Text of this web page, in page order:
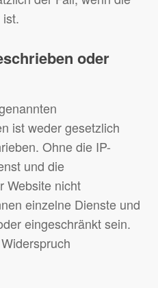
oder
ist weder gesetzlich
Ohne die IP-
und die
Website nicht
einzelne Dienste und
eingeschränkt sein.